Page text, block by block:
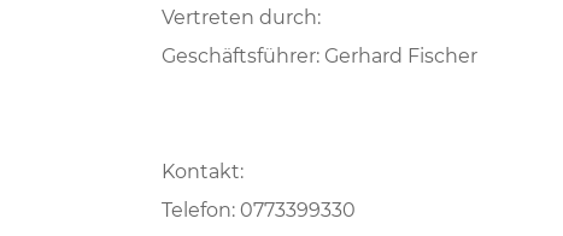
Vertreten durch:
Geschäftsführer: Gerhard Fischer
Kontakt:
Telefon: 0773399330